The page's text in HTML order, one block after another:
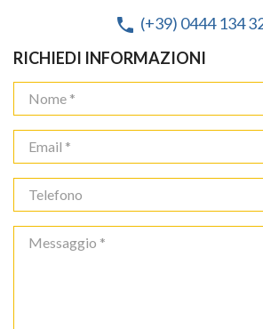
phone (+39) 0444 134
RICHIEDI INFORMAZIONI